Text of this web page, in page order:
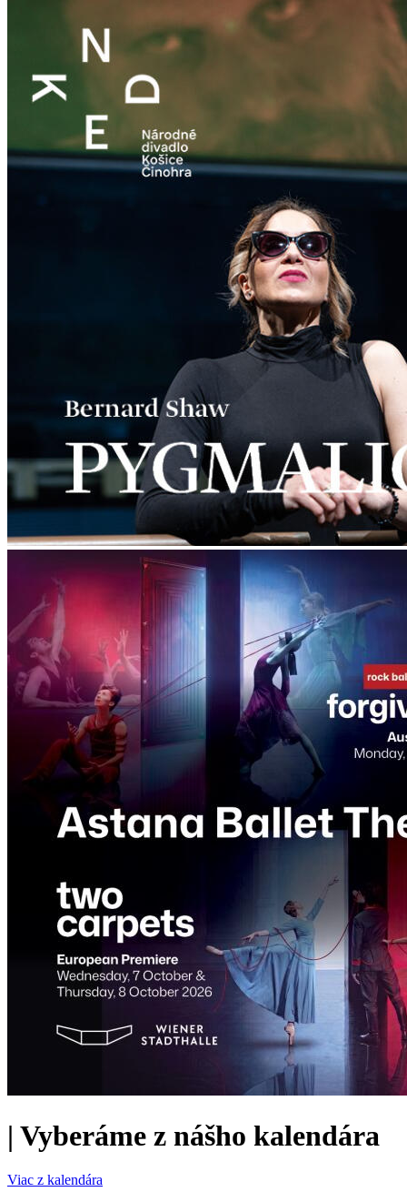
| Vyberáme z nášho kalendára
Viac z kalendára